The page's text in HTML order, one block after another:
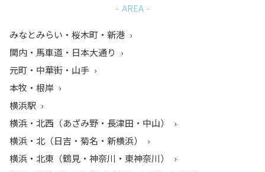
AREA
みなとみらい・桜木町・新港
関内・馬車道・日本大通り
元町・中華街・山手
本牧・根岸
横浜駅
横浜・北西（あざみ野・長津田・中山）
横浜・北（日吉・菊名・新横浜）
横浜・北東（鶴見・神奈川・東神奈川）